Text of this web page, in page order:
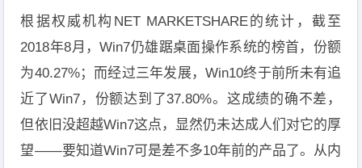
根据权威机构NET MARKETSHARE的统计，截至
2018年8月，Win7仍雄踞桌面操作系统的榜首，份额
为40.27%；而经过三年发展，Win10终于前所未有追
近了Win7，份额达到了37.80%。这成绩的确不差，
但依旧没超越Win7这点，显然仍未达成人们对它的厚
望——要知道Win7可是差不多10年前的产品了。从内